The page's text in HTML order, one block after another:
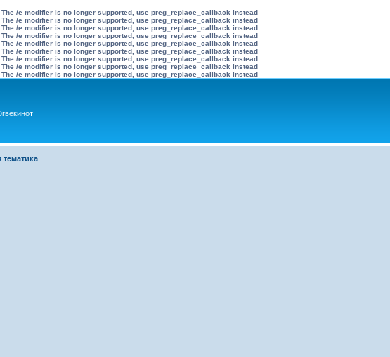
The /e modifier is no longer supported, use preg_replace_callback instead
The /e modifier is no longer supported, use preg_replace_callback instead
The /e modifier is no longer supported, use preg_replace_callback instead
The /e modifier is no longer supported, use preg_replace_callback instead
The /e modifier is no longer supported, use preg_replace_callback instead
The /e modifier is no longer supported, use preg_replace_callback instead
The /e modifier is no longer supported, use preg_replace_callback instead
The /e modifier is no longer supported, use preg_replace_callback instead
The /e modifier is no longer supported, use preg_replace_callback instead